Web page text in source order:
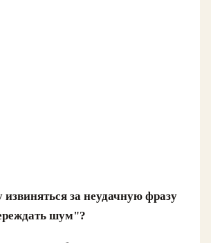
извиняться за неудачную фразу
шум"?